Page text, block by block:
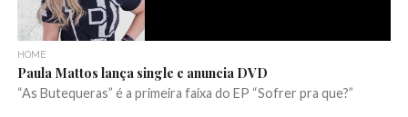
HOME
Paula Mattos lança single e anuncia DVD
“As Butequeras” é a primeira faixa do EP “Sofrer pra que?”